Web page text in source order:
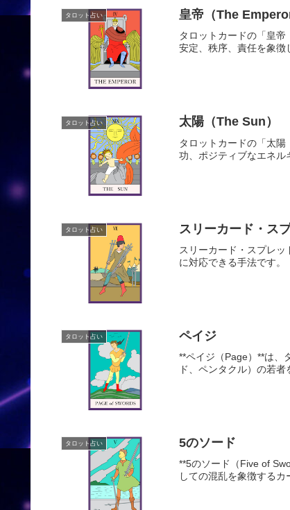
タロット占い 皇帝（The Emperor
タロットカードの「皇
安定、秩序、責任を象徴
タロット占い 太陽（The Sun）
タロットカードの「太
功、ポジティブなエネル
タロット占い スリーカード・ス
スリーカード・スプレ
に対応できる手法です。
タロット占い ペイジ
**ペイジ（Page）**は、
ド、ペンタクル）の若者
タロット占い 5のソード
**5のソード（Five of
しての混乱を象徴するカ